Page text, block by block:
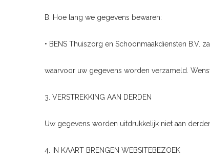
B. Hoe lang we gegevens bewaren:
• BENS Thuiszorg en Schoonmaakdiensten
waarvoor uw gegevens worden verzameld.
3. VERSTREKKING AAN DERDEN
Uw gegevens worden uitdrukkelijk niet aan
4. IN KAART BRENGEN WEBSITEBEZOEK